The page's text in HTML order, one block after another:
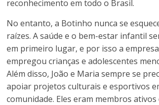
reconhecimento em todo o Brasil.
No entanto, a Botinho nunca se
raízes. A saúde e o bem-estar infantil
em primeiro lugar, e por isso a
empregou crianças e adolescentes
Além disso, João e Maria sempre se
apoiar projetos culturais e esportivos
comunidade. Eles eram membros ativos